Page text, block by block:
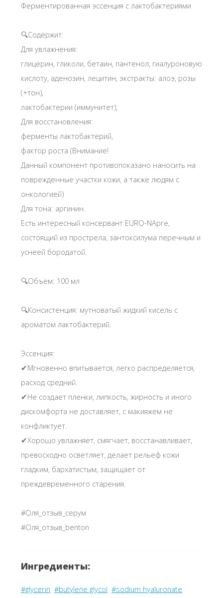
Ферментированная эссенция с лактобактериями
🔍Содержит:
Для увлажнения:
глицерин, гликоли, бетаин, пантенол, гиалуроновую
кислоту, аденозин, лецитин, экстракты: алоэ, розы
(+тон),
лактобактерии (иммунитет),
Для восстановления:
ферменты лактобактерий,
фактор роста (Внимание!
Данный компонент противопоказано наносить на
поврежденные участки кожи, а также людям с
онкологией)
Для тона: аргинин.
Есть интересный консервант EURO-NApre,
состоящий из прострела, зантоксилума перечным и
уснеей бородатой.
🔍Объём: 100 мл
🔍Консистенция: мутноватый жидкий кисель с
ароматом лактобактерий.
Эссенция:
✔Мгновенно впитывается, легко распределяется,
расход средний.
✔Не создает пленки, липкость, жирность и иного
дискомфорта не доставляет, с макияжем не
конфликтует.
✔Хорошо увлажняет, смягчает, восстанавливает,
превосходно осветляет, делает рельеф кожи
гладким, бархатистым, защищает от
преждевременного старения.
#Оля_отзыв_серум
#Оля_отзыв_benton
Ингредиенты:
#glycerin #butylene glycol #sodium hyaluronate